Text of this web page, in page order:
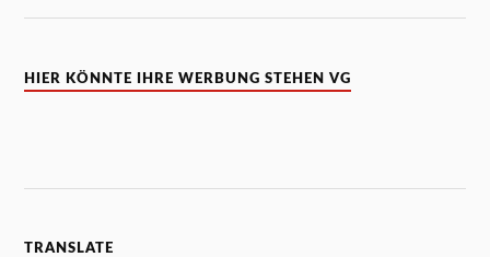
HIER KÖNNTE IHRE WERBUNG STEHEN VG
TRANSLATE